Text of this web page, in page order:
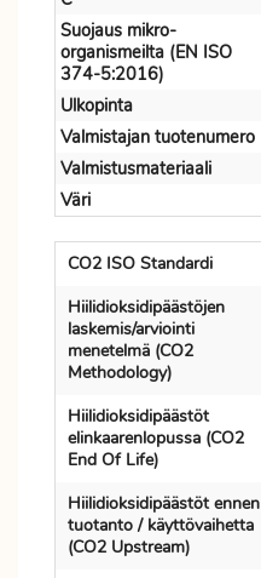
Suojaus mikro-
organismeilta (EN ISO
374-5:2016)
Ulkopinta
Valmistajan tuotenumero
Valmistusmateriaali
Väri
CO2 ISO Standardi
Hiilidioksidipäästöjen
laskemis/arviointi
menetelmä (CO2
Methodology)
Hiilidioksidipäästöt
elinkaarenlopussa (CO2
End Of Life)
Hiilidioksidipäästöt ennen
tuotanto / käyttövaihetta
(CO2 Upstream)